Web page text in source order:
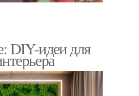
DIY-идеи для